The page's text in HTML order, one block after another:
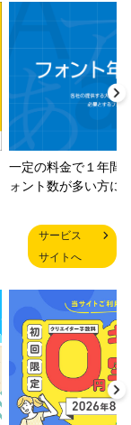
一定の料金で１年間
ォント数が多い方に
サービス
サイトへ